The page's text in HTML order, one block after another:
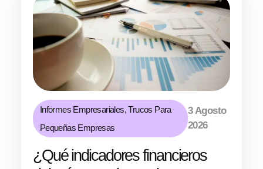
Informes Empresariales,Trucos Para
Pequeñas Empresas
3 Agosto
2026
¿Qué indicadores financieros